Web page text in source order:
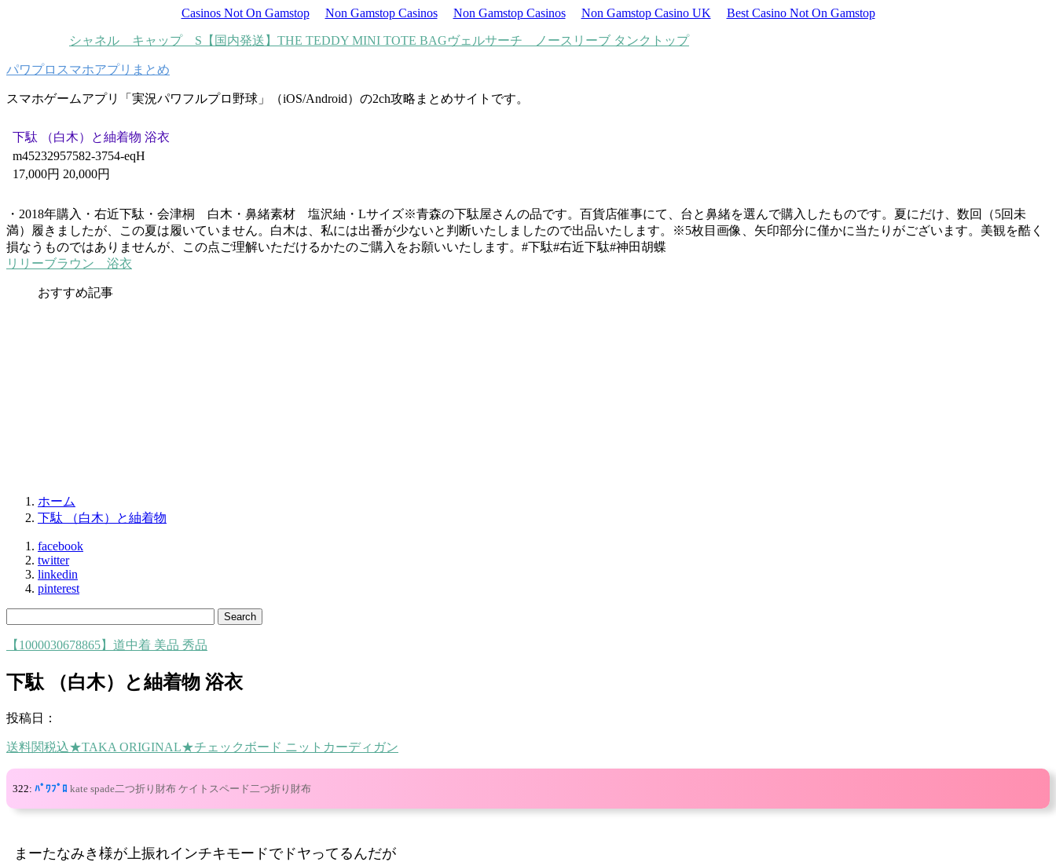
Casinos Not On Gamstop Non Gamstop Casinos Non Gamstop Casinos Non Gamstop Casino UK Best Casino Not On Gamstop
シャネル キャップ S 【国内発送】THE TEDDY MINI TOTE BAGヴェルサーチ ノースリーブ タンクトップ
パワプロスマホアプリまとめ
スマホゲームアプリ「実況パワフルプロ野球」（iOS/Android）の2ch攻略まとめサイトです。
下駄 （白木）と紬着物 浴衣
m45232957582-3754-eqH
17,000円 20,000円
・2018年購入・右近下駄・会津桐 白木・鼻緒素材 塩沢紬・Lサイズ※青森の下駄屋さんの品です。百貨店催事にて、台と鼻緒を選んで購入したものです。夏にだけ、数回（5回未
満）履きましたが、この夏は履いていません。白木は、私には出番が少ないと判断いたしましたので出品いたします。※5枚目画像、矢印部分に僅かに当たりがございます。美観を酷く
損なうものではありませんが、この点ご理解いただけるかたのご購入をお願いいたします。#下駄#右近下駄#神田胡蝶
リリーブラウン 浴衣
おすすめ記事
ホーム
下駄 （白木）と紬着物
facebook
twitter
linkedin
pinterest
【1000030678865】道中着 美品 秀品
下駄 （白木）と紬着物 浴衣
投稿日：
送料関税込★TAKA ORIGINAL★チェックボード ニットカーディガン
322: ﾊﾟﾜﾌﾟﾛ kate spade二つ折り財布 ケイトスペード二つ折り財布
まーたなみき様が上振れインチキモードでドヤってるんだが